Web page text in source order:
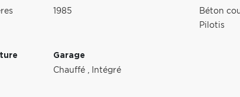
1985
Béton
Pilotis
Garage
Chauffé , Intégré